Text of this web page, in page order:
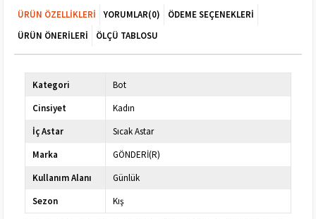
ÜRÜN ÖZELLIKLERI YORUMLAR(0)
ÖDEME SEÇENEKLERI
ÜRÜN ÖNERILERI
ÖLÇÜ TABLOSU
Kategori
Bot
Cinsiyet
Kadın
İç Astar
Sıcak Astar
Marka
GÖNDERİ(R)
Kullanım Alanı
Günlük
Sezon
Kış